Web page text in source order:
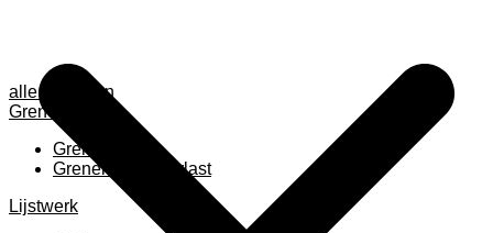
alle anzeigen
Grenen
Grenen B ruw
Grenen gevingerlast
Lijstwerk